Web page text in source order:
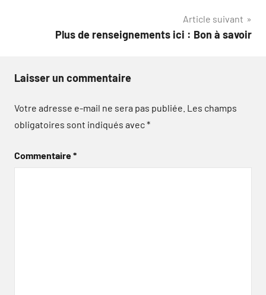
Article suivant
Plus de renseignements ici : Bon à savoir
Laisser un commentaire
Votre adresse e-mail ne sera pas publiée. Les champs
obligatoires sont indiqués avec*
Commentaire*